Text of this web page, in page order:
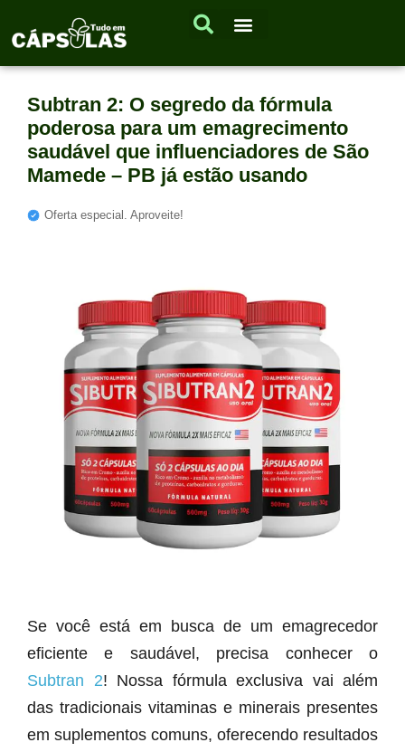
Subtran 2: O segredo da fórmula
poderosa para um emagrecimento
saudável que influenciadores de São
Mamede – PB já estão usando
Oferta especial. Aproveite!
Se você está em busca de um emagrecedor
eficiente e saudável, precisa conhecer o
Subtran 2! Nossa fórmula exclusiva vai além
das tradicionais vitaminas e minerais presentes
em suplementos comuns, oferecendo resultados